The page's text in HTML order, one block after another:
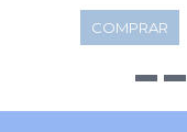
COMPRAR